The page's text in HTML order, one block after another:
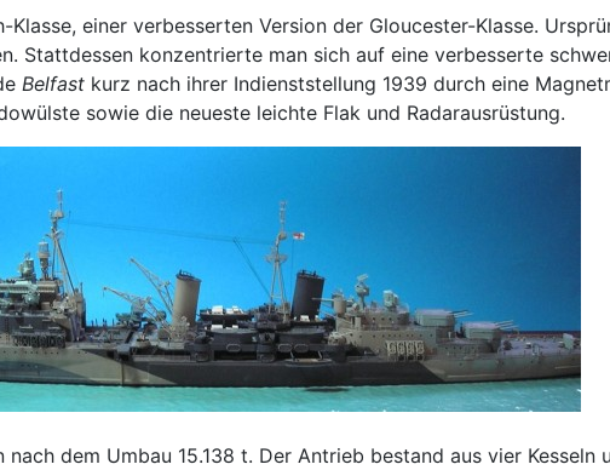
einer verbesserten Version der Gloucester-Klasse.
Stattdessen konzentrierte man sich auf eine verbesserte
Belfast kurz nach ihrer Indienststellung 1939 durch eine
sowie die neueste leichte Flak und Radarausrüstung.
dem Umbau 15.138 t. Der Antrieb bestand aus vier